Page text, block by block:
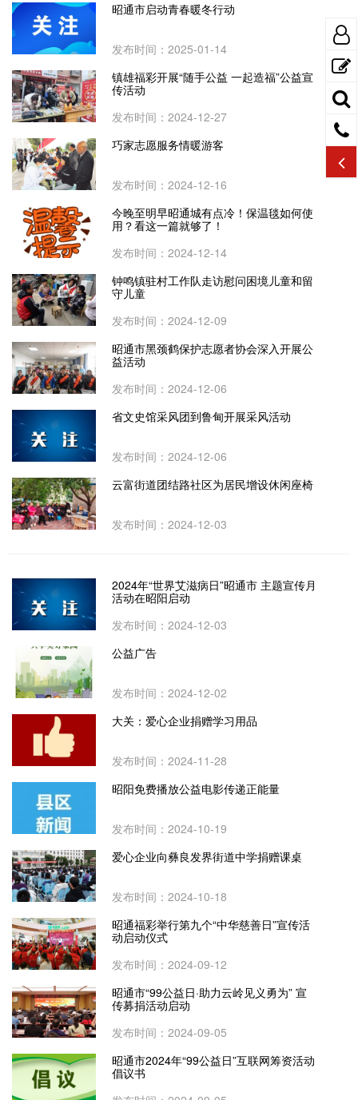
昭通市启动青春暖冬行动
发布时间：2025-01-14
镇雄福彩开展“随手公益 一起造福”公益宣
传活动
发布时间：2024-12-27
巧家志愿服务情暖游客
发布时间：2024-12-16
今晚至明早昭通城有点冷！保温毯如何使
用？看这一篇就够了！
发布时间：2024-12-14
钟鸣镇驻村工作队走访慰问困境儿童和留
守儿童
发布时间：2024-12-09
昭通市黑颈鹤保护志愿者协会深入开展公
益活动
发布时间：2024-12-06
省文史馆采风团到鲁甸开展采风活动
发布时间：2024-12-06
云富街道团结路社区为居民增设休闲座椅
发布时间：2024-12-03
2024年“世界艾滋病日”昭通市 主题宣传月
活动在昭阳启动
发布时间：2024-12-03
公益广告
发布时间：2024-12-02
大关：爱心企业捐赠学习用品
发布时间：2024-11-28
昭阳免费播放公益电影传递正能量
发布时间：2024-10-19
爱心企业向彝良发界街道中学捐赠课桌
发布时间：2024-10-18
昭通福彩举行第九个“中华慈善日”宣传活
动启动仪式
发布时间：2024-09-12
昭通市“99公益日·助力云岭见义勇为” 宣
传募捐活动启动
发布时间：2024-09-05
昭通市2024年“99公益日”互联网筹资活动
倡议书